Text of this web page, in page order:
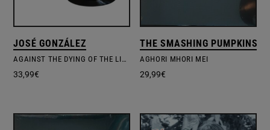
JOSÉ GONZÁLEZ
AGAINST THE DYING OF THE LIGHT
33,99€
THE SMASHING PUMPKINS
AGHORI MHORI MEI
29,99€